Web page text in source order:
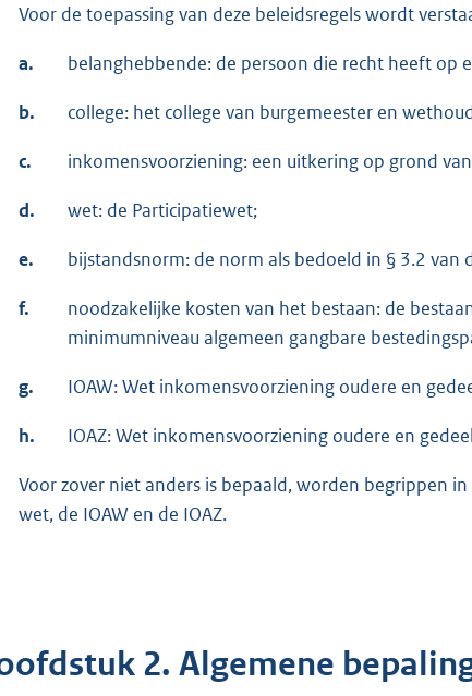
Voor de toepassing van deze beleidsregels wordt
a. belanghebbende: de persoon die recht heeft op
b. college: het college van burgemeester en
c. inkomensvoorziening: een uitkering op grond
d. wet: de Participatiewet;
e. bijstandsnorm: de norm als bedoeld in § 3.2 van
f.
noodzakelijke kosten van het bestaan: de
minimumniveau algemeen gangbare
g. IOAW: Wet inkomensvoorziening oudere en
h. IOAZ: Wet inkomensvoorziening oudere en
Voor zover niet anders is bepaald, worden begrippen
wet, de IOAW en de IOAZ.
2. Algemene